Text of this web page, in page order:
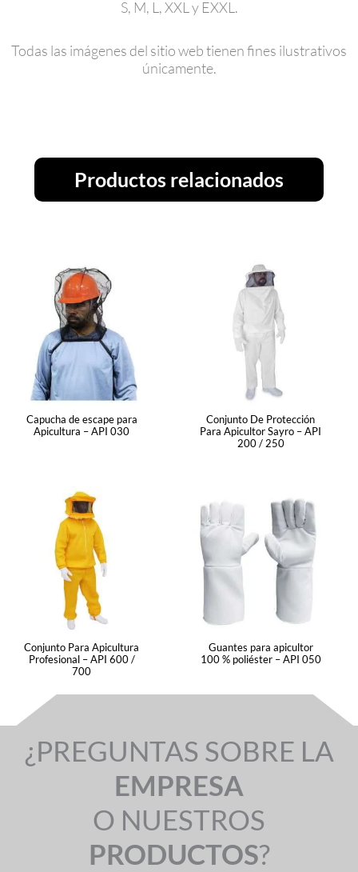
S, M, L, XXL y EXXL.
Todas las imágenes del sitio web tienen fines ilustrativos
únicamente.
Productos relacionados
Capucha de escape para
Apicultura – API 030
Conjunto De Protección
Para Apicultor Sayro – API
200 / 250
Conjunto Para Apicultura
Profesional – API 600 /
700
Guantes para apicultor
100 % poliéster – API 050
¿PREGUNTAS SOBRE LA
EMPRESA
O NUESTROS
PRODUCTOS?